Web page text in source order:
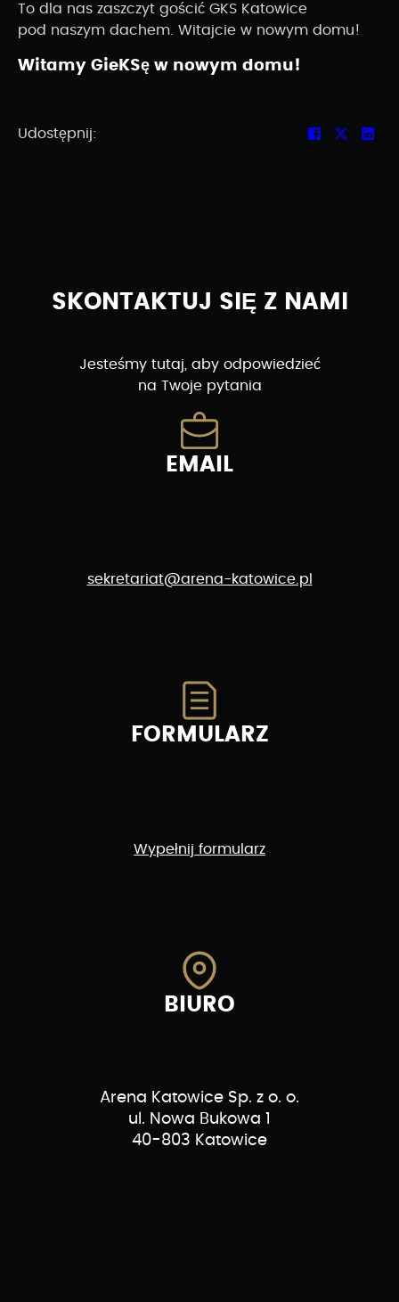
To dla nas zaszczyt gościć GKS Katowice
pod naszym dachem. Witajcie w nowym domu!
Witamy GieKSę w nowym domu!
Udostępnij:
SKONTAKTUJ SIĘ Z NAMI
Jesteśmy tutaj, aby odpowiedzieć
na Twoje pytania
EMAIL
sekretariat@arena-katowice.pl
FORMULARZ
Wypełnij formularz
BIURO
Arena Katowice Sp. z o. o.
ul. Nowa Bukowa 1
40-803 Katowice